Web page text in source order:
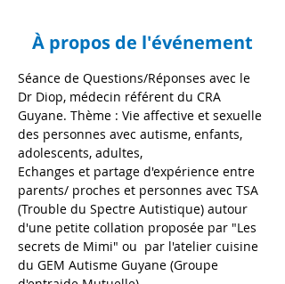
À propos de l'événement
Séance de Questions/Réponses avec le
Dr Diop, médecin référent du CRA
Guyane. Thème : Vie affective et sexuelle
des personnes avec autisme, enfants,
adolescents, adultes,
Echanges et partage d'expérience entre
parents/ proches et personnes avec TSA
(Trouble du Spectre Autistique) autour
d'une petite collation proposée par "Les
secrets de Mimi" ou  par l'atelier cuisine
du GEM Autisme Guyane (Groupe